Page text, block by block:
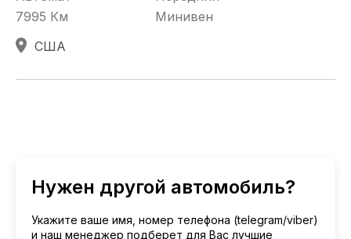
7995 Км
Минивен
США
Нужен другой автомобиль?
Укажите ваше имя, номер телефона (telegram/viber)
и наш менеджер подберет для Вас лучшие